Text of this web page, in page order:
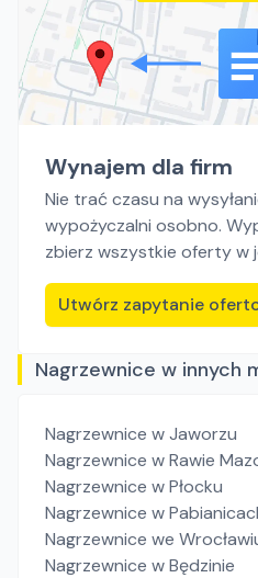
Wynajem dla firm
Nie trać czasu na
wypożyczalni osobno.
zbierz wszystkie oferty w
Utwórz zapytanie
Nagrzewnice w innych
Nagrzewnice w Jaworzu
Nagrzewnice w Rawie
Nagrzewnice w Płocku
Nagrzewnice w
Nagrzewnice we
Nagrzewnice w Będzinie